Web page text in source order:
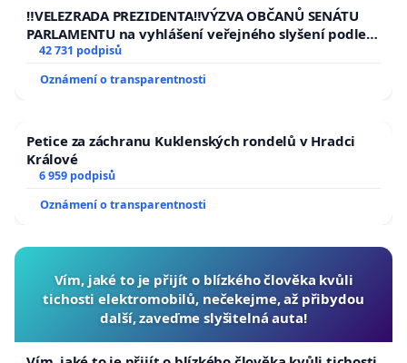
republiky
‼️VELEZRADA PREZIDENTA‼️VÝZVA OBČANŮ SENÁTU
PARLAMENTU na vyhlášení veřejného slyšení podle §
144 jednacího řádu Senátu k návrhu na přijetí
usnesení k podání ústavní žaloby na prezidenta
republiky
42 731 podpisů
Oznámení o transparentnosti
Petice za záchranu Kuklenských rondelů v Hradci
Králové
6 959 podpisů
Oznámení o transparentnosti
Vím, jaké to je přijít o blízkého člověka kvůli
tichosti elektromobilů, nečekejme, až přibydou
další, zaveďme slyšitelná auta!